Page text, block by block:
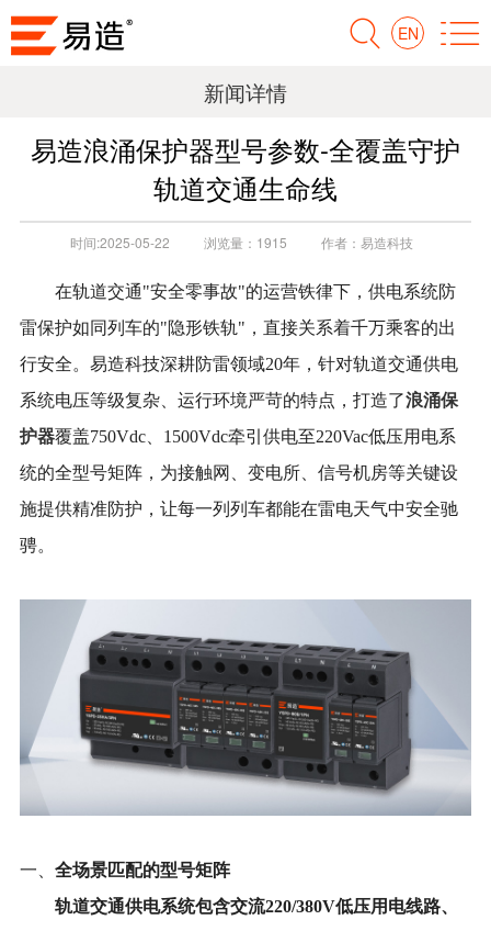
EN
新闻详情
易造浪涌保护器型号参数-全覆盖守护
轨道交通生命线
时间:2025-05-22 浏览量： 1915 作者： 易造科技
在轨道交通"安全零事故"的运营铁律下，供电系统防
雷保护如同列车的"隐形铁轨"，直接关系着千万乘客的出
行安全。易造科技深耕防雷领域20年，针对轨道交通供电
系统电压等级复杂、运行环境严苛的特点，打造了浪涌保
护器覆盖750Vdc、1500Vdc牵引供电至220Vac低压用电系
统的全型号矩阵，为接触网、变电所、信号机房等关键设
施提供精准防护，让每一列列车都能在雷电天气中安全驰
骋。
一、 全场景匹配的型号矩阵
轨道交通供电系统包含交流220/380V低压用电线路、